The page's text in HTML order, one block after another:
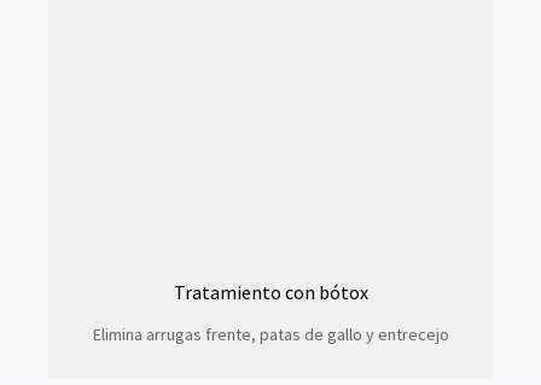
Tratamiento con bótox
Elimina arrugas frente, patas de gallo y entrecejo